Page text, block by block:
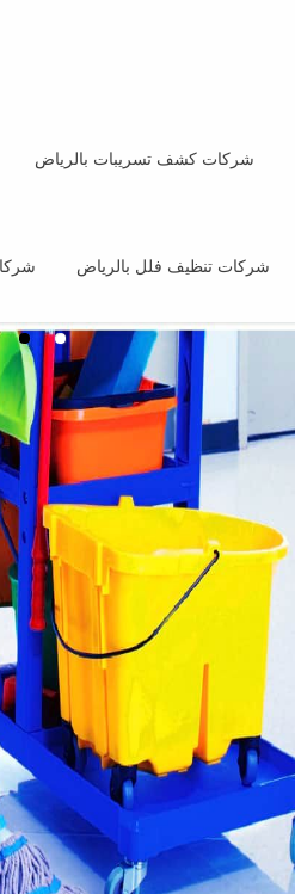
شركات كشف تسريبات بالرياض
شركات تنظيف فلل بالرياض